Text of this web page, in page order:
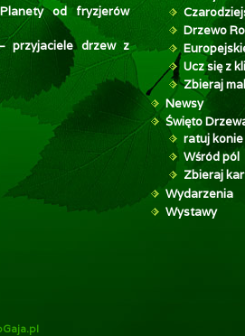
od fryzjerów
przyjaciele drzew z
Drzewo
Ucz się z
Zbieraj
Newsy
Święto
ratuj konie
Wśród pól
Zbieraj
Wydarzenia
Wystawy